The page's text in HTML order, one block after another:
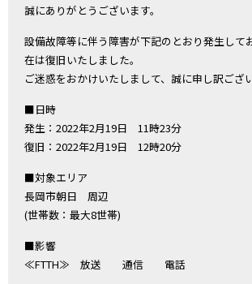
誠にありがとうございます。
設備故障等に伴う障害が下記のとおり発生して
在は復旧いたしました。
ご迷惑をおかけいたしまして、誠に申し訳ござ
■日時
発生：2022年2月19日 11時23分
復旧：2022年2月19日 12時20分
■対象エリア
長岡市朝日 周辺
(世帯数：最大8世帯)
■影響
≪FTTH≫ 放送 通信 電話